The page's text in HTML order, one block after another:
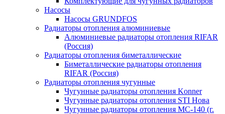
Насосы
Насосы GRUNDFOS
Радиаторы отопления алюминиевые
Алюминиевые радиаторы отопления RIFAR
(Россия)
Радиаторы отопления биметаллические
Биметаллические радиаторы отопления
RIFAR (Россия)
Радиаторы отопления чугунные
Чугунные радиаторы отопления Konner
Чугунные радиаторы отопления STI Нова
Чугунные радиаторы отопления МС-140 (г.